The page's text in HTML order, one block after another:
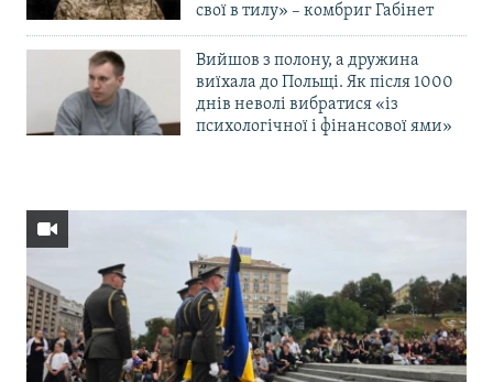
свої в тилу» – комбриг Габінет
Вийшов з полону, а дружина
виїхала до Польщі. Як після 1000
днів неволі вибратися «із
психологічної і фінансової ями»